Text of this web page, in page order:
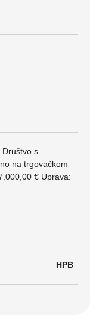
Društvo s
na trgovačkom
€ Uprava:
HPB